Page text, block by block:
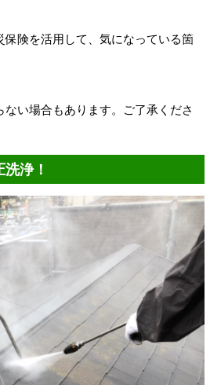
保険を活用して、気になっている箇
い場合もあります。ご了承くださ
浄！